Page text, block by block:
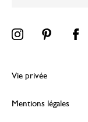
Vie privée
Mentions légales